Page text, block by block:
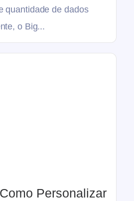
quantidade de dados
o Big...
Personalizar